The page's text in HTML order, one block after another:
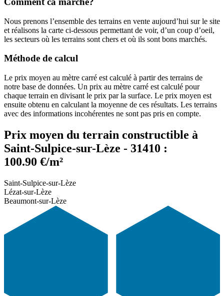
Nous prenons l’ensemble des terrains en vente aujourd’hui sur le site
et réalisons la carte ci-dessous permettant de voir, d’un coup d’oeil,
les secteurs où les terrains sont chers et où ils sont bons marchés.
Méthode de calcul
Le prix moyen au mètre carré est calculé à partir des terrains de
notre base de données. Un prix au mètre carré est calculé pour
chaque terrain en divisant le prix par la surface. Le prix moyen est
ensuite obtenu en calculant la moyenne de ces résultats. Les terrains
avec des informations incohérentes ne sont pas pris en compte.
Prix moyen du terrain constructible à
Saint-Sulpice-sur-Lèze - 31410 :
100.90 €/m²
Saint-Sulpice-sur-Lèze
Lézat-sur-Lèze
Beaumont-sur-Lèze